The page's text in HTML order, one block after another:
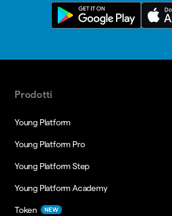
Prodotti
Young Platform
Young Platform Pro
Young Platform Step
Young Platform Academy
Token NEW